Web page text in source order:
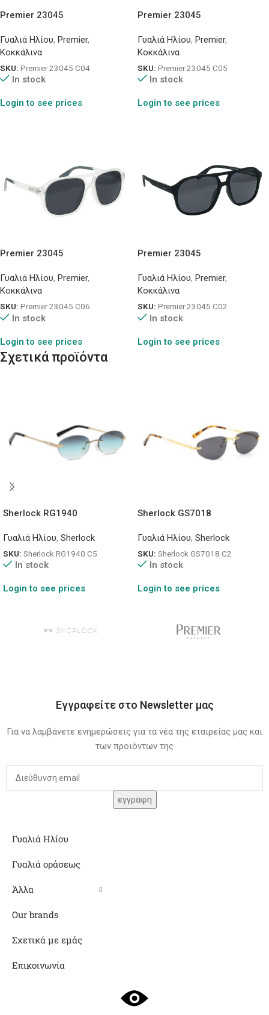
Premier 23045
Γυαλιά Ηλίου, Premier,
Κοκκάλινα
SKU: Premier 23045 C04
In stock
Login to see prices
Premier 23045
Γυαλιά Ηλίου, Premier,
Κοκκάλινα
SKU: Premier 23045 C05
In stock
Login to see prices
Premier 23045
Γυαλιά Ηλίου, Premier,
Κοκκάλινα
SKU: Premier 23045 C06
In stock
Login to see prices
Premier 23045
Γυαλιά Ηλίου, Premier,
Κοκκάλινα
SKU: Premier 23045 C02
In stock
Login to see prices
Σχετικά προϊόντα
Sherlock RG1940
Γυαλιά Ηλίου, Sherlock
SKU: Sherlock RG1940 C5
In stock
Login to see prices
Sherlock GS7018
Γυαλιά Ηλίου, Sherlock
SKU: Sherlock GS7018 C2
In stock
Login to see prices
Εγγραφείτε στο Newsletter μας
Για να λαμβάνετε ενημερώσεις για τα νέα της εταιρείας μας και
των προιόντων της
Γυαλιά Ηλίου
Γυαλιά οράσεως
Άλλα
Our brands
Σχετικά με εμάς
Επικοινωνία